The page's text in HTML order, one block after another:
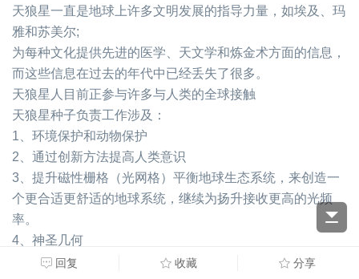
天狼星一直是地球上许多文明发展的指导力量，如埃及、玛
雅和苏美尔;
为每种文化提供先进的医学、天文学和炼金术方面的信息，
而这些信息在过去的年代中已经丢失了很多。
天狼星人目前正参与许多与人类的全球接触
天狼星种子负责工作涉及：
1、环境保护和动物保护
2、通过创新方法提高人类意识
3、提升磁性栅格（光网格）平衡地球生态系统，来创造一
个更合适更舒适的地球系统，继续为扬升接收更高的光频
率。
4、神圣几何
5、天狼星B委员会承担失落的光文明知识再度复苏的工作
回复 收藏 分享